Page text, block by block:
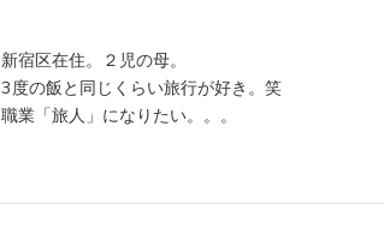
新宿区在住。２児の母。
3度の飯と同じくらい旅行が好き。笑
職業「旅人」になりたい。。。